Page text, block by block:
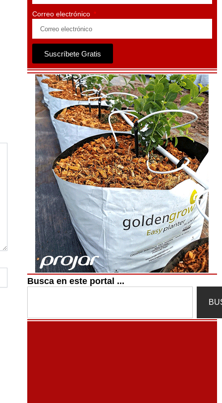
Correo electrónico
Suscríbete Gratis
Busca en este portal ...